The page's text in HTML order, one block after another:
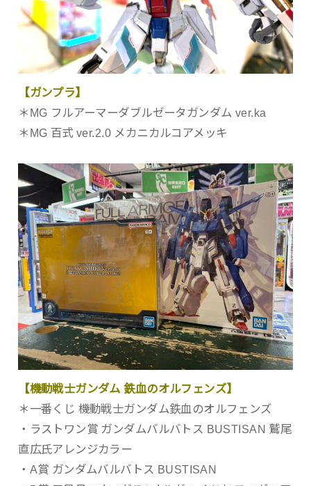
【ガンプラ】
＊MG フルアーマーダブルゼータガンダム ver.ka
＊MG 百式 ver.2.0 メカニカルコアメッキ
【機動戦士ガンダム 鉄血のオルフェンズ】
＊一番くじ 機動戦士ガンダム鉄血のオルフェンズ
・ラストワン賞 ガンダムバルバトス BUSTISAN 鷲尾
直広氏アレンジカラー
・A賞 ガンダムバルバトス BUSTISAN